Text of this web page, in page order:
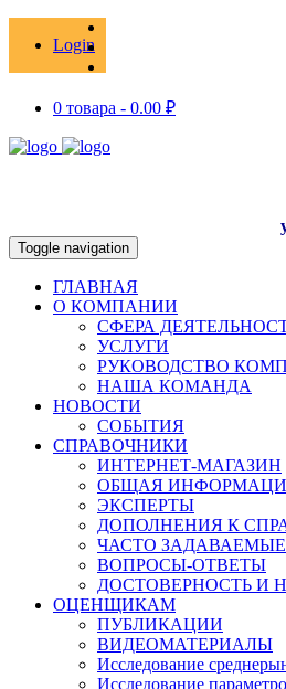
Login
0 товара - 0.00 ₽
Toggle navigation
ГЛАВНАЯ
О КОМПАНИИ
СФЕРА
УСЛУГИ
РУКОВОДСТВО
НАША КОМАНДА
НОВОСТИ
СОБЫТИЯ
СПРАВОЧНИКИ
ИНТЕРНЕТ-МАГАЗИН
ОБЩАЯ
ЭКСПЕРТЫ
ДОПОЛНЕНИЯ К
ЧАСТО
ВОПРОСЫ-ОТВЕТЫ
ДОСТОВЕРНОСТЬ И
ОЦЕНЩИКАМ
ПУБЛИКАЦИИ
ВИДЕОМАТЕРИАЛЫ
Исследование
Исследование